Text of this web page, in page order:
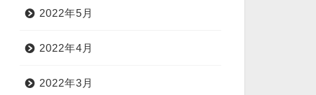
2022年5月
2022年4月
2022年3月